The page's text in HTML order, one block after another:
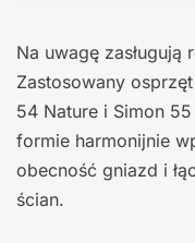
Na uwagę
Zastosowany
54 Nature i Simon
formie harmonijnie
obecność gniazd i
ścian.